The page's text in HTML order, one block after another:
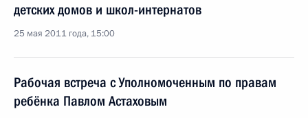
детских домов и школ-интернатов
25 мая 2011 года, 15:00
Рабочая встреча с Уполномоченным по правам
ребёнка Павлом Астаховым